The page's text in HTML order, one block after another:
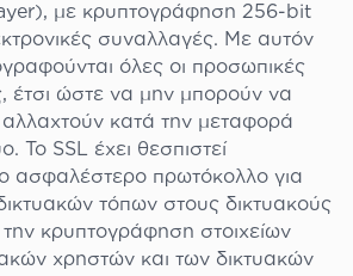
με κρυπτογράφηση 256-bit
συναλλαγές. Με αυτόν
όλες οι προσωπικές
έτσι ώστε να μην μπορούν να
κατά την μεταφορά
Το SSL έχει θεσπιστεί
ασφαλέστερο πρωτόκολλο για
τόπων στους δικτυακούς
την κρυπτογράφηση στοιχείων
χρηστών και των δικτυακών